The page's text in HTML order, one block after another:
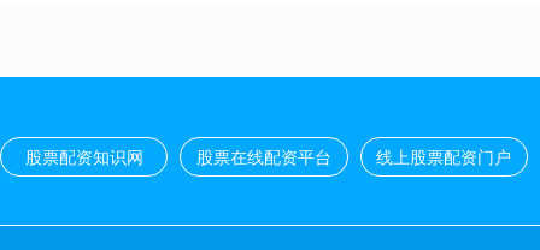
股票配资知识网 股票在线配资平台 线上股票配资门户